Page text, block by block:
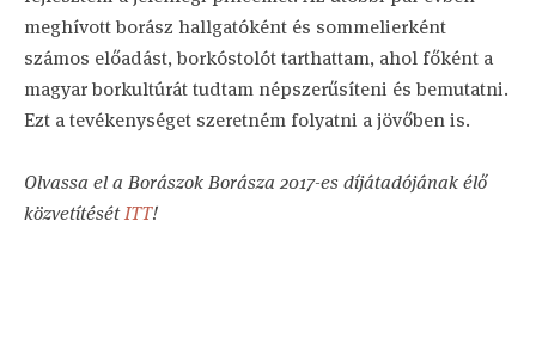
meghívott borász hallgatóként és sommelierként
számos előadást, borkóstolót tarthattam, ahol főként a
magyar borkultúrát tudtam népszerűsíteni és bemutatni.
Ezt a tevékenységet szeretném folyatni a jövőben is.
Olvassa el a Borászok Borásza 2017-es díjátadójának élő
közvetítésétITT!